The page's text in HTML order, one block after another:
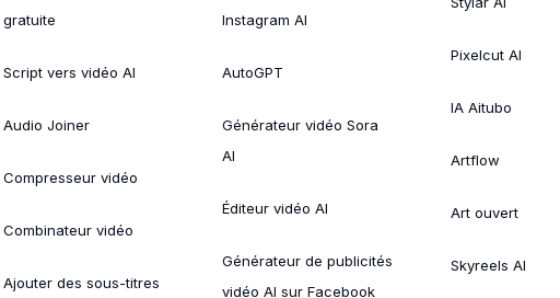
gratuite
Script vers vidéo AI
Audio Joiner
Compresseur vidéo
Combinateur vidéo
Ajouter des sous-titres
Instagram AI
AutoGPT
Générateur vidéo Sora
AI
Éditeur vidéo AI
Générateur de publicités
vidéo AI sur Facebook
Pixelcut AI
IA Aitubo
Artflow
Art ouvert
Skyreels AI